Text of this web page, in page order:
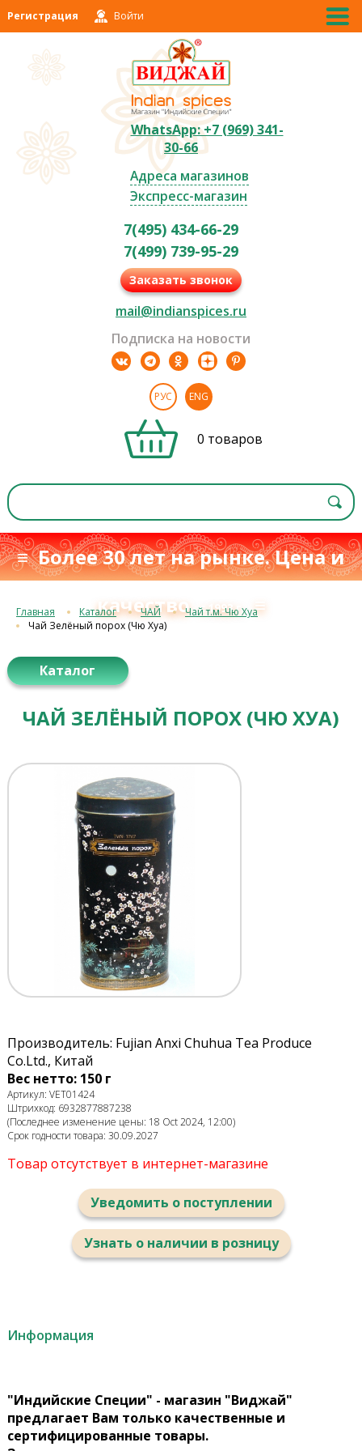
Регистрация Войти
WhatsApp: +7 (969) 341-
30-66
Адреса магазинов
Экспресс-магазин
7(495) 434-66-29
7(499) 739-95-29
Заказать звонок
mail@indianspices.ru
Подписка на новости
РУС ENG
0 товаров
≡ Более 30 лет на рынке. Цена и
качествос 1993 г.≡
Главная Каталог ЧАЙ
Чай т.м. Чю Хуа
Чай Зелёный порох (Чю Хуа)
Каталог
ЧАЙ ЗЕЛЁНЫЙ ПОРОХ (ЧЮ ХУА)
Производитель: Fujian Anxi Chuhua Tea Produce
Co.Ltd., Китай
Вес нетто: 150 г
Артикул: VET01424
Штрихкод: 6932877887238
(Последнее изменение цены: 18 Oct 2024, 12:00)
Срок годности товара: 30.09.2027
Товар отсутствует в интернет-магазине
Уведомить о поступлении
Узнать о наличии в розницу
Информация
"Индийские Специи" - магазин "Виджай"
предлагает Вам только качественные и
сертифицированные товары.